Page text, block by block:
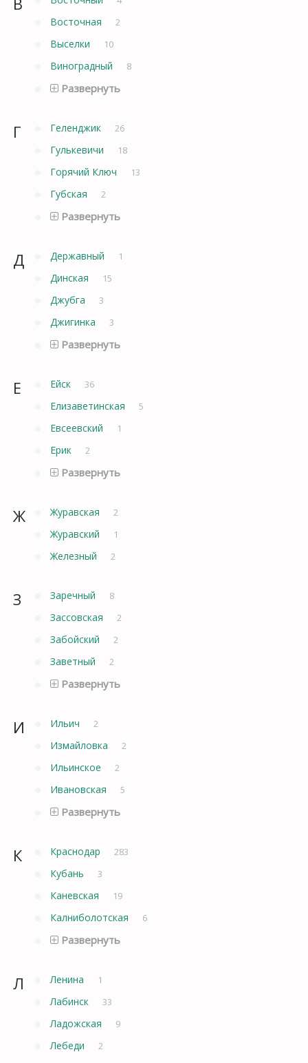
Восточная 2
Выселки 10
Виноградный 8
Развернуть
Г Геленджик 26
Гулькевичи 18
Горячий Ключ 13
Губская 2
Развернуть
Д Державный 1
Динская 15
Джубга 3
Джигинка 3
Развернуть
Е Ейск 36
Елизаветинская 5
Евсеевский 1
Ерик 2
Развернуть
Ж Журавская 2
Журавский 1
Железный 2
З Заречный 8
Зассовская 2
Забойский 2
Заветный 2
Развернуть
И Ильич 2
Измайловка 2
Ильинское 2
Ивановская 5
Развернуть
К Краснодар 283
Кубань 3
Каневская 19
Калниболотская 6
Развернуть
Л Ленина 1
Лабинск 33
Ладожская 9
Лебеди 2